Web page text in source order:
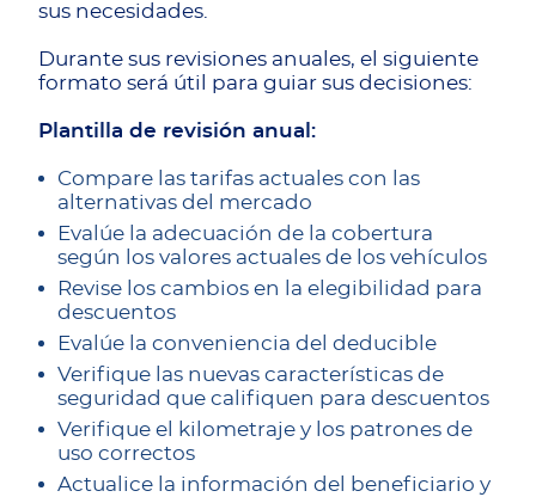
sus necesidades.
Durante sus revisiones anuales, el siguiente
formato será útil para guiar sus decisiones:
Plantilla de revisión anual:
Compare las tarifas actuales con las
alternativas del mercado
Evalúe la adecuación de la cobertura
según los valores actuales de los vehículos
Revise los cambios en la elegibilidad para
descuentos
Evalúe la conveniencia del deducible
Verifique las nuevas características de
seguridad que califiquen para descuentos
Verifique el kilometraje y los patrones de
uso correctos
Actualice la información del beneficiario y